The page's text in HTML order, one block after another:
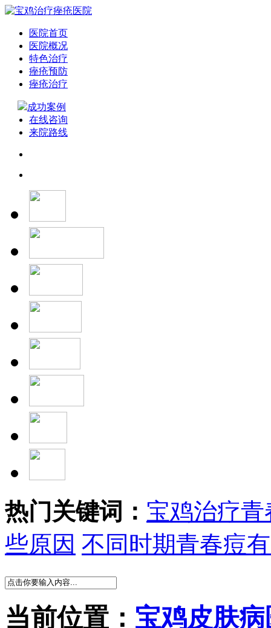
医院首页
医院概况
特色治疗
痤疮预防
痤疮治疗
成功案例
在线咨询
来院路线
热门关键词： 宝鸡治疗
些原因 不同时期青春痘
当前位置： 宝鸡皮肤